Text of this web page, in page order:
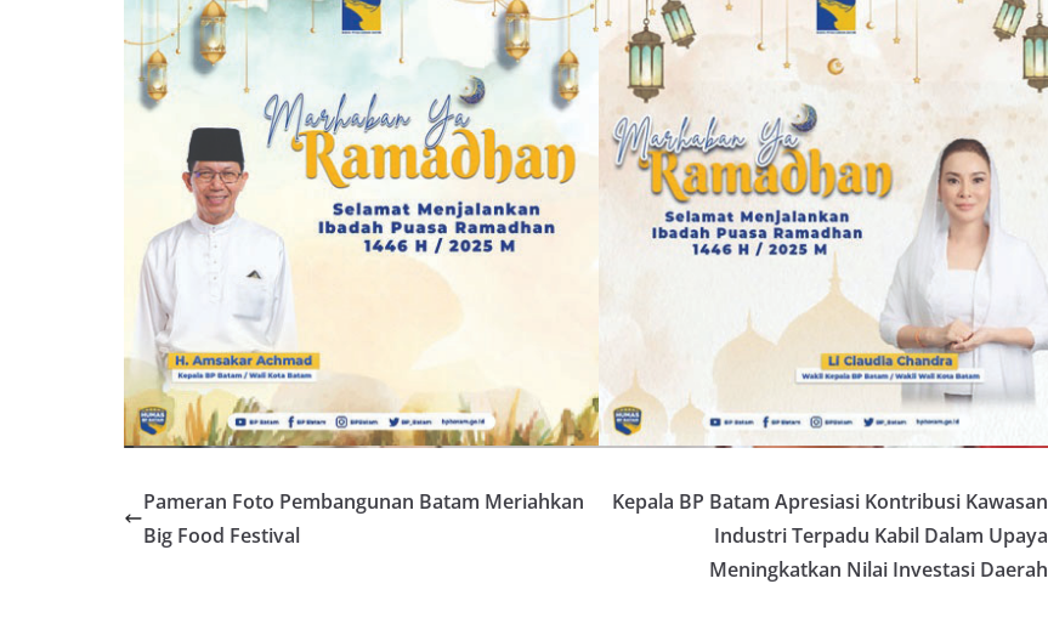
Pameran Foto Pembangunan Batam Meriahkan
Big Food Festival
Kepala BP Batam Apresiasi Kontribusi Kawasan
Industri Terpadu Kabil Dalam Upaya
Meningkatkan Nilai Investasi Daerah